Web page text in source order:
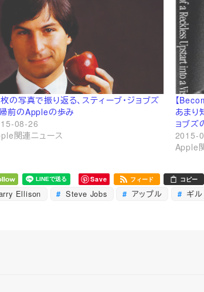
の写真で振り返る、スティーブ・ジョブズ
前のAppleの歩み
08-26
関連ニュース
【
あまり
ョブズ
2015-
Apple
Save フィード コピー
Ellison Steve Jobs アップル ギル